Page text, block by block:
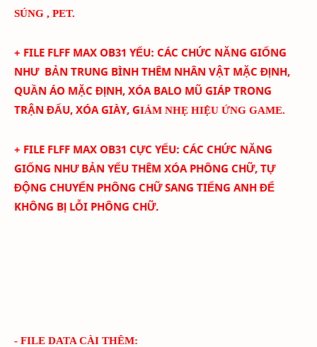
SÚNG , PET.
+ FILE FLFF MAX OB31 YẾU: CÁC CHỨC NĂNG GIỐNG
NHƯ BẢN TRUNG BÌNH THÊM NHÂN VẬT MẶC ĐỊNH,
QUẦN ÁO MẶC ĐỊNH, XÓA BALO MŨ GIÁP TRONG
TRẬN ĐẤU, XÓA GIÀY, GIẢM NHẸ HIỆU ỨNG GAME.
+ FILE FLFF MAX OB31 CỰC YẾU: CÁC CHỨC NĂNG
GIỐNG NHƯ BẢN YẾU THÊM XÓA PHÔNG CHỮ, TỰ
ĐỘNG CHUYỂN PHÔNG CHỮ SANG TIẾNG ANH ĐỂ
KHÔNG BỊ LỖI PHÔNG CHỮ.
- FILE DATA CÀI THÊM: